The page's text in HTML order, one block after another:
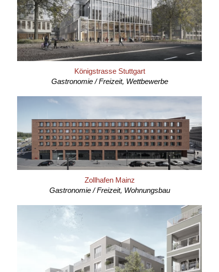
Königstrasse Stuttgart
Gastronomie / Freizeit, Wettbewerbe
Zollhafen Mainz
Gastronomie / Freizeit, Wohnungsbau